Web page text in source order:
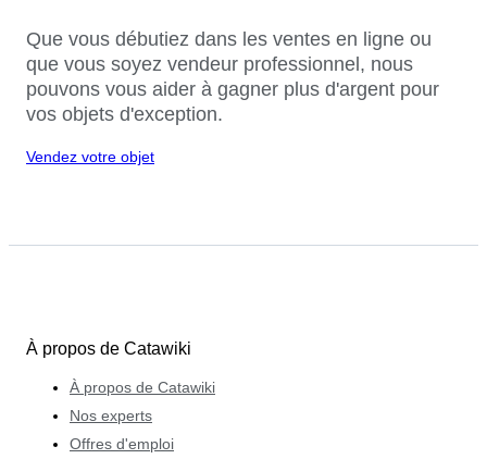
Que vous débutiez dans les ventes en ligne ou
que vous soyez vendeur professionnel, nous
pouvons vous aider à gagner plus d'argent pour
vos objets d'exception.
Vendez votre objet
À propos de Catawiki
À propos de Catawiki
Nos experts
Offres d'emploi